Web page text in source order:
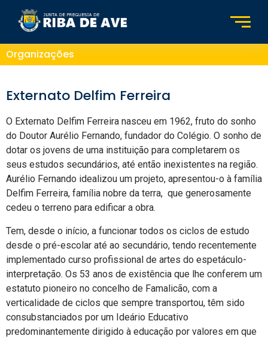
Organizações
Externato Delfim Ferreira
O Externato Delfim Ferreira nasceu em 1962, fruto do sonho
do Doutor Aurélio Fernando, fundador do Colégio. O sonho de
dotar os jovens de uma instituição para completarem os
seus estudos secundários, até então inexistentes na região.
Aurélio Fernando idealizou um projeto, apresentou-o à família
Delfim Ferreira, família nobre da terra, que generosamente
cedeu o terreno para edificar a obra.
Tem, desde o início, a funcionar todos os ciclos de estudo
desde o pré-escolar até ao secundário, tendo recentemente
implementado curso profissional de artes do espetáculo-
interpretação. Os 53 anos de existência que lhe conferem um
estatuto pioneiro no concelho de Famalicão, com a
verticalidade de ciclos que sempre transportou, têm sido
consubstanciados por um Ideário Educativo
predominantemente dirigido à educação por valores em que